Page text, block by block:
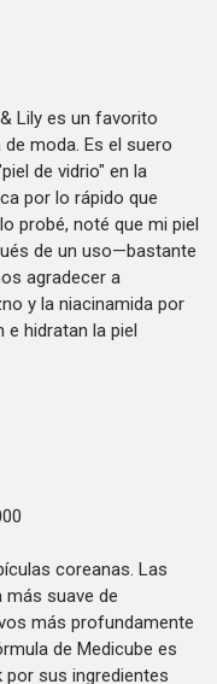
Lily es un favorito
moda. Es el suero
de vidrio" en la
por lo rápido que
probé, noté que mi piel
de un uso—bastante
agradecer a
y la niacinamida por
hidratan la piel
coreanas. Las
suave de
más profundamente
de Medicube es
por sus ingredientes